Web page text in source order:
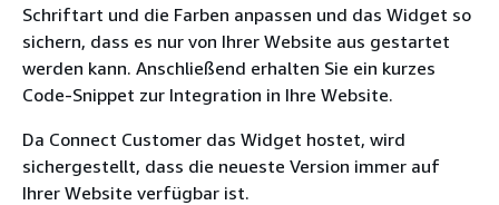
Schriftart und die Farben anpassen und das Widget so
sichern, dass es nur von Ihrer Website aus gestartet
werden kann. Anschließend erhalten Sie ein kurzes
Code-Snippet zur Integration in Ihre Website.
Da Connect Customer das Widget hostet, wird
sichergestellt, dass die neueste Version immer auf
Ihrer Website verfügbar ist.